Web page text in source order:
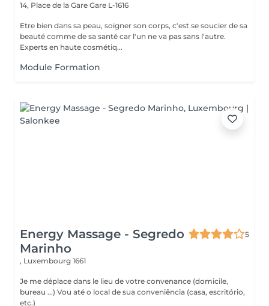
14, Place de la Gare Gare L-1616
Etre bien dans sa peau, soigner son corps, c'est se soucier de sa
beauté comme de sa santé car l'un ne va pas sans l'autre.
Experts en haute cosmétiq...
Module Formation
Energy Massage - Segredo
Marinho
5
, Luxembourg 1661
Je me déplace dans le lieu de votre convenance (domicile,
bureau ...) Vou até o local de sua conveniência (casa, escritório,
etc.)